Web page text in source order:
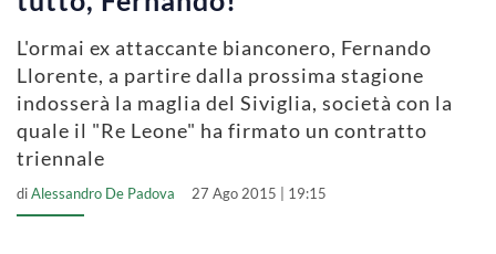
L'ormai ex attaccante bianconero, Fernando
Llorente, a partire dalla prossima stagione
indosserà la maglia del Siviglia, società con la
quale il "Re Leone" ha firmato un contratto
triennale
diAlessandro De Padova 27 Ago 2015 | 19:15